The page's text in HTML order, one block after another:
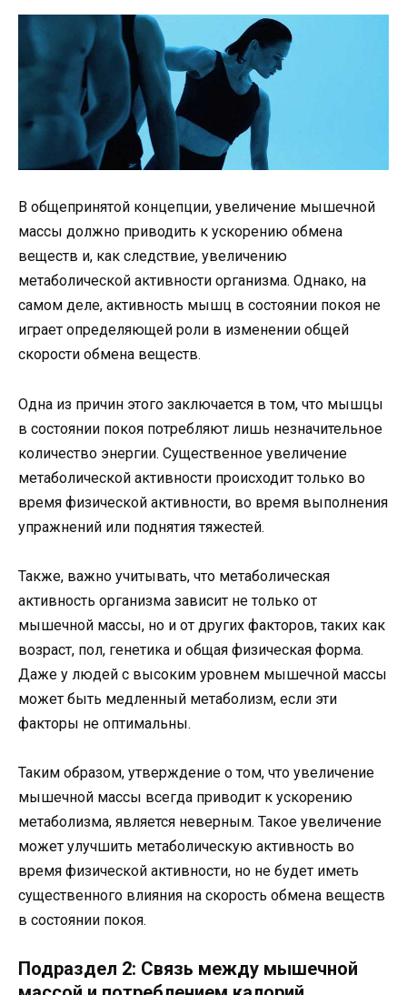
В общепринятой концепции, увеличение мышечной
массы должно приводить к ускорению обмена
веществ и, как следствие, увеличению
метаболической активности организма. Однако, на
самом деле, активность мышц в состоянии покоя не
играет определяющей роли в изменении общей
скорости обмена веществ.
Одна из причин этого заключается в том, что мышцы
в состоянии покоя потребляют лишь незначительное
количество энергии. Существенное увеличение
метаболической активности происходит только во
время физической активности, во время выполнения
упражнений или поднятия тяжестей.
Также, важно учитывать, что метаболическая
активность организма зависит не только от
мышечной массы, но и от других факторов, таких как
возраст, пол, генетика и общая физическая форма.
Даже у людей с высоким уровнем мышечной массы
может быть медленный метаболизм, если эти
факторы не оптимальны.
Таким образом, утверждение о том, что увеличение
мышечной массы всегда приводит к ускорению
метаболизма, является неверным. Такое увеличение
может улучшить метаболическую активность во
время физической активности, но не будет иметь
существенного влияния на скорость обмена веществ
в состоянии покоя.
Подраздел 2: Связь между мышечной